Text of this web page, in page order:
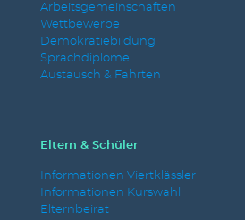
Arbeitsgemeinschaften
Wettbewerbe
Demokratiebildung
Sprachdiplome
Austausch & Fahrten
Eltern & Schüler
Informationen Viertklässler
Informationen Kurswahl
Elternbeirat